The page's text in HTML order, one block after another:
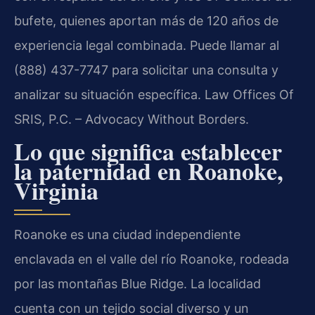
bufete, quienes aportan más de 120 años de
experiencia legal combinada. Puede llamar al
(888) 437-7747 para solicitar una consulta y
analizar su situación específica. Law Offices Of
SRIS, P.C. – Advocacy Without Borders.
Lo que significa establecer
la paternidad en Roanoke,
Virginia
Roanoke es una ciudad independiente
enclavada en el valle del río Roanoke, rodeada
por las montañas Blue Ridge. La localidad
cuenta con un tejido social diverso y un